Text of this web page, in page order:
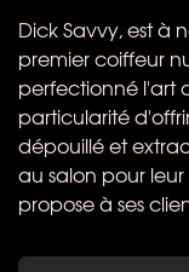
Dick Savvy, est à
premier coiffeur
perfectionné l'art
particularité
dépouillé et
au salon pour
propose à ses